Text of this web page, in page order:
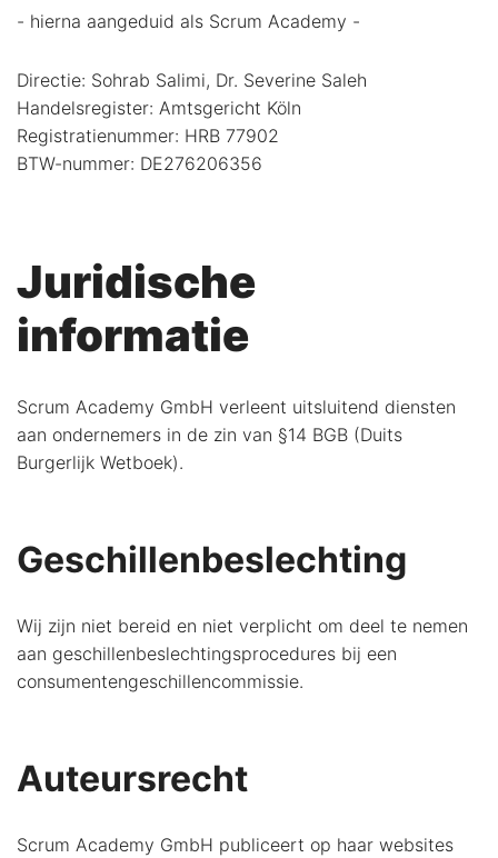
- hierna aangeduid als Scrum Academy -
Directie: Sohrab Salimi, Dr. Severine Saleh
Handelsregister: Amtsgericht Köln
Registratienummer: HRB 77902
BTW-nummer: DE276206356
Juridische
informatie
Scrum Academy GmbH verleent uitsluitend diensten
aan ondernemers in de zin van §14 BGB (Duits
Burgerlijk Wetboek).
Geschillenbeslechting
Wij zijn niet bereid en niet verplicht om deel te nemen
aan geschillenbeslechtingsprocedures bij een
consumentengeschillencommissie.
Auteursrecht
Scrum Academy GmbH publiceert op haar websites